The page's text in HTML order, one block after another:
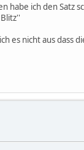
habe ich den Satz
es nicht aus dass